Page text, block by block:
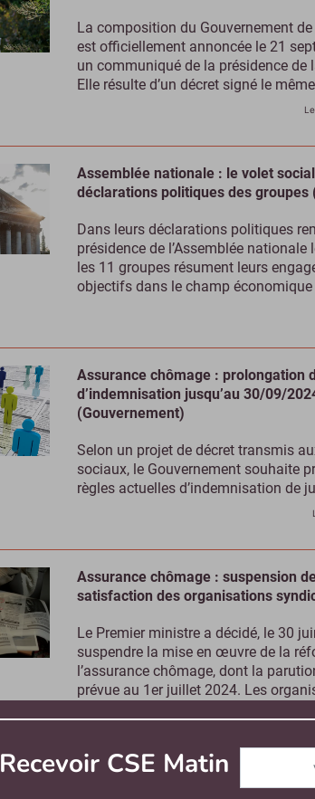
La composition du Gouvernement
est officiellement annoncée le 21
un communiqué de la présidence de
Elle résulte d’un décret signé le
Assemblée nationale : le volet
déclarations politiques des groupes
Dans leurs déclarations politiques
présidence de l’Assemblée nationale
les 11 groupes résument leurs
objectifs dans le champ économique
Assurance chômage : prolongation
d’indemnisation jusqu’au 30/09/
(Gouvernement)
Selon un projet de décret transmis
sociaux, le Gouvernement souhaite
règles actuelles d’indemnisation de
Assurance chômage : suspension
satisfaction des organisations
Le Premier ministre a décidé, le 30
suspendre la mise en œuvre de la
l’assurance chômage, dont la
prévue au 1er juillet 2024. Les
Assurance chômage : la réforme
Recevoir CSE Matin